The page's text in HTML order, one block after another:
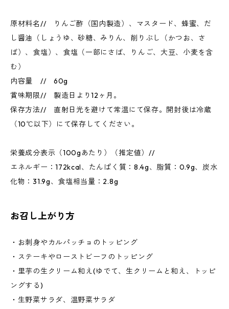
原材料名// りんご酢（国内製造）、マスタード、蜂蜜、だ
し醤油（しょうゆ、砂糖、みりん、削りぶし（かつお、さ
ば）、食塩）、食塩（一部にさば、りんご、大豆、小麦を含
む）
内容量 // 60g
賞味期限// 製造日より12ヶ月。
保存方法// 直射日光を避けて常温にて保存。開封後は冷蔵
（10℃以下）にて保存してください。
栄養成分表示（100gあたり）（推定値）//
エネルギー：172kcal、たんぱく質：8.4g、脂質：0.9g、炭水
化物：31.9g、食塩相当量：2.8g
お召し上がり方
・お刺身やカルパッチョのトッピング
・ステーキやローストビーフのトッピング
・里芋の生クリーム和え(ゆでて、生クリームと和え、トッピ
ングする)
・生野菜サラダ、温野菜サラダ